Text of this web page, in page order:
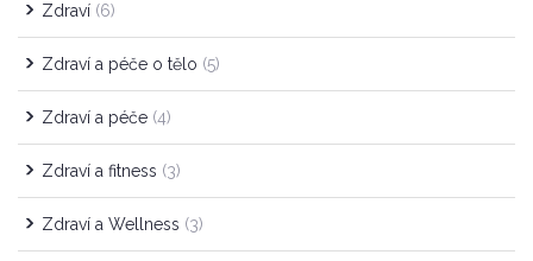
Zdraví (6)
Zdraví a péče o tělo (5)
Zdraví a péče (4)
Zdraví a fitness (3)
Zdraví a Wellness (3)